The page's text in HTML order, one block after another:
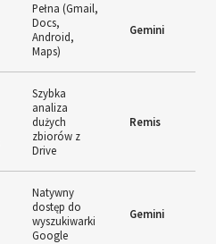
Pełna (Gmail,
Docs,
Android,
Maps)
Gemini
Szybka
analiza
dużych
zbiorów z
Drive
Remis
Natywny
dostęp do
wyszukiwarki
Google
Gemini